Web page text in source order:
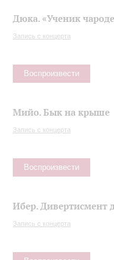
Дюка. «Ученик
Запись с концерта
Воспроизвести
Мийо. Бык на крыше
Запись с концерта
Воспроизвести
Ибер. Дивертисмент
Запись с концерта